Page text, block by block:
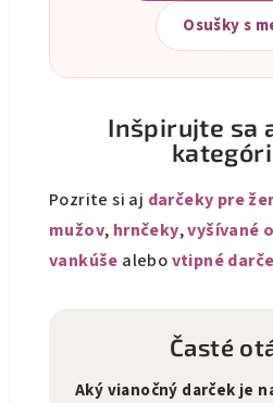
Osušky s
Inšpirujte sa
Pozrite si aj darčeky pre
mužov, hrnčeky,vyšívané
vankúše alebovtipné
Časté
Aký vianočný darček je